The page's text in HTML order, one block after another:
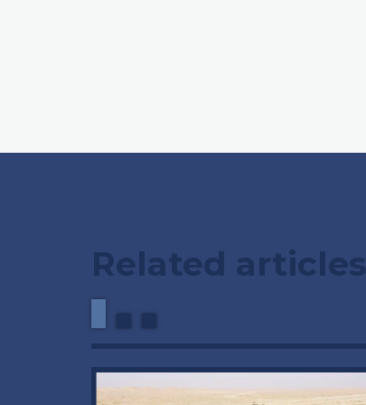
Related articles